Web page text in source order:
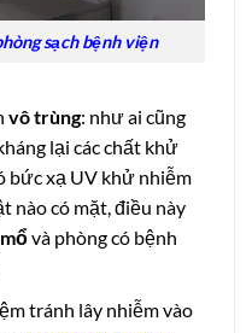
sạchbệnh viện
vô trùng: như ai cũng
lại các chất khử
bức xạ UV khử nhiễm
nào có mặt, điều này
và phòng có bệnh
tránh lây nhiễm vào